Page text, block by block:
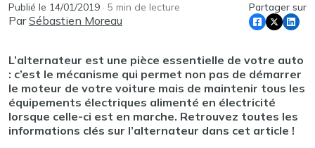
Publié le 14/01/2019 · 5 min de lecture
ParSébastien Moreau
Partager sur
L’alternateur est une pièce essentielle de votre auto
: c’est le mécanisme qui permet non pas de démarrer
le moteur de votre voiture mais de maintenir tous les
équipements électriques alimenté en électricité
lorsque celle-ci est en marche. Retrouvez toutes les
informations clés sur l’alternateur dans cet article !